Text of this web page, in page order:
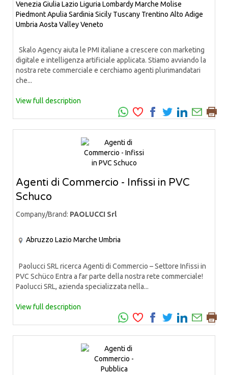
Venezia Giulia Lazio Liguria LombardyMarche Molise
PiedmontApulia Sardinia Sicily Tuscany Trentino Alto Adige
Umbria Aosta ValleyVeneto
Skalo Agency aiuta le PMI italiane a crescere con marketing
digitale e intelligenza artificiale applicata. Stiamo avviando la
nostra rete commerciale e cerchiamo agenti plurimandatari
che...
View full description
Agenti di Commercio - Infissi in PVC
Schuco
Company/Brand: PAOLUCCI Srl
Abruzzo Lazio Marche Umbria
Paolucci SRL ricerca Agenti di Commercio – Settore Infissi in
PVC Schüco Entra a far parte della nostra rete commerciale!
Paolucci SRL, azienda specializzata nella...
View full description